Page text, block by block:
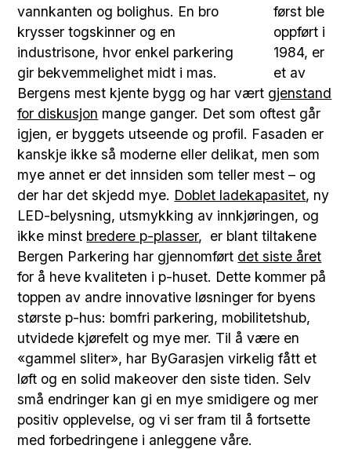
først ble
oppført i
1984, er
et av
Bergens mest kjente bygg og har vært gjenstand
for diskusjon mange ganger. Det som oftest går
igjen, er byggets utseende og profil. Fasaden er
kanskje ikke så moderne eller delikat, men som
mye annet er det innsiden som teller mest – og
der har det skjedd mye. Doblet ladekapasitet, ny
LED-belysning, utsmykking av innkjøringen, og
ikke minst bredere p-plasser, er blant tiltakene
Bergen Parkering har gjennomført det siste året
for å heve kvaliteten i p-huset. Dette kommer på
toppen av andre innovative løsninger for byens
største p-hus: bomfri parkering, mobilitetshub,
utvidede kjørefelt og mye mer. Til å være en
«gammel sliter», har ByGarasjen virkelig fått et
løft og en solid makeover den siste tiden. Selv
små endringer kan gi en mye smidigere og mer
positiv opplevelse, og vi ser fram til å fortsette
med forbedringene i anleggene våre.